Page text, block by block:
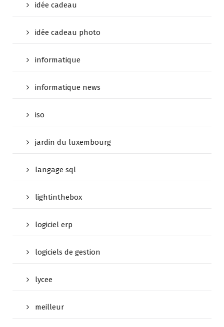
idée cadeau
idée cadeau photo
informatique
informatique news
iso
jardin du luxembourg
langage sql
lightinthebox
logiciel erp
logiciels de gestion
lycee
meilleur